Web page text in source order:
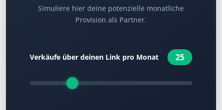
Simuliere hier deine potenzielle monatliche
Provision als Partner.
Verkäufe über deinen Link pro Monat 25